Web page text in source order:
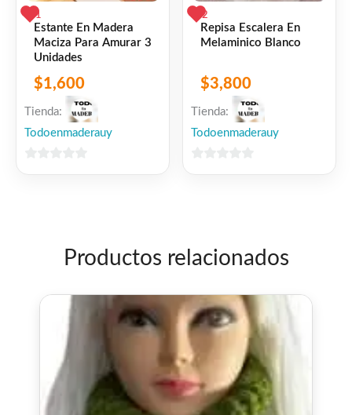
1
Estante En Madera
Maciza Para Amurar 3
Unidades
$1,600
Tienda:
Todoenmaderauy
2
Repisa Escalera En
Melaminico Blanco
$3,800
Tienda:
Todoenmaderauy
Productos relacionados